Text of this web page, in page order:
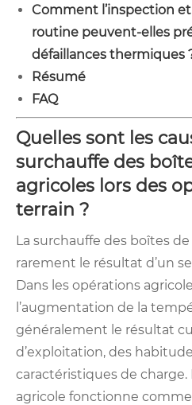
Comment l’inspection
routine peuvent-elles
défaillances thermiques
Résumé
FAQ
Quelles sont les
surchauffe des
agricoles lors des
terrain ?
La surchauffe des boîtes
rarement le résultat d’un
Dans les opérations
l’augmentation de la
généralement le résultat
d’exploitation, des
caractéristiques de charge.
agricole fonctionne